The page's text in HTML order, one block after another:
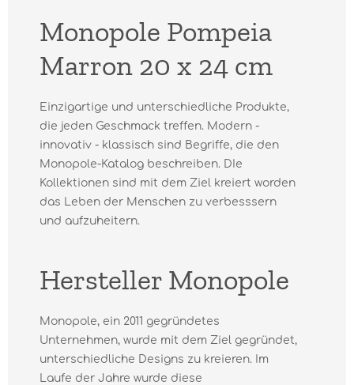
Monopole Pompeia
Marron 20 x 24 cm
Einzigartige und unterschiedliche Produkte,
die jeden Geschmack treffen. Modern -
innovativ - klassisch sind Begriffe, die den
Monopole-Katalog beschreiben. DIe
Kollektionen sind mit dem Ziel kreiert worden
das Leben der Menschen zu verbesssern
und aufzuheitern.
Hersteller Monopole
Monopole, ein 2011 gegründetes
Unternehmen, wurde mit dem Ziel gegründet,
unterschiedliche Designs zu kreieren. Im
Laufe der Jahre wurde diese